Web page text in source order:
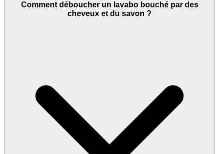
Comment déboucher un lavabo bouché par des
cheveux et du savon ?